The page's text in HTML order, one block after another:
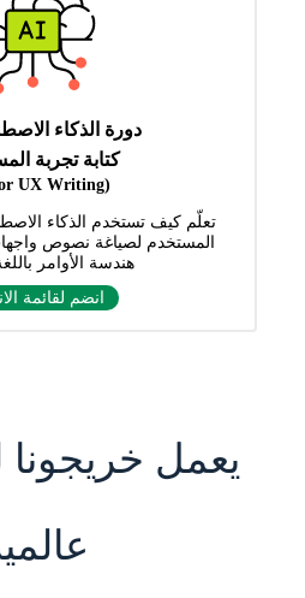
دورة الذكاء
كتابة تجربة
(AI for UX Writing)
تعلّم كيف تستخدم الذكاء
المستخدم لصياغة نصوص
هندسة الأوامر
انضم لقائمة
يعمل